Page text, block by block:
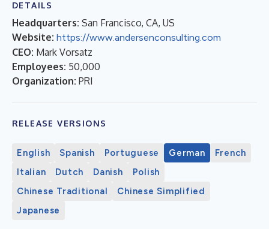
DETAILS
Headquarters: San Francisco, CA, US
Website: https://www.andersenconsulting.com
CEO: Mark Vorsatz
Employees: 50,000
Organization: PRI
RELEASE VERSIONS
English Spanish Portuguese German
French
Italian
Dutch Danish
Polish
Chinese Traditional
Chinese Simplified
Japanese